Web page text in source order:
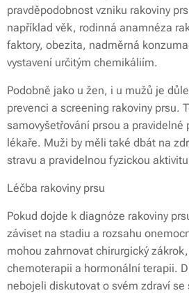
pravděpodobnost vzniku rakoviny
například věk, rodinná anamnéza
faktory, obezita, nadměrná
vystavení určitým chemikáliím.
Podobně jako u žen, i u mužů je
prevenci a screening rakoviny prsu.
samovyšetřování prsou a pravidelné
lékaře. Muži by měli také dbát na
stravu a pravidelnou fyzickou
Léčba rakoviny prsu
Pokud dojde k diagnóze rakoviny
záviset na stadiu a rozsahu
mohou zahrnovat chirurgický
chemoterapii a hormonální terapii.
nebojeli diskutovat o svém zdraví se